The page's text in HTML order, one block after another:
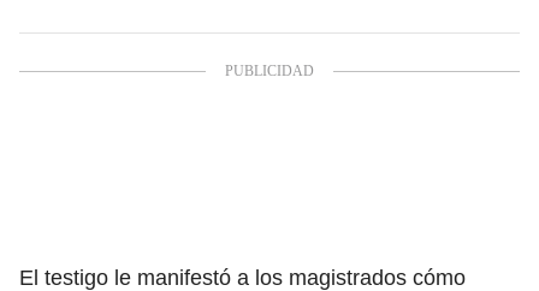
El testigo le manifestó a los magistrados cómo